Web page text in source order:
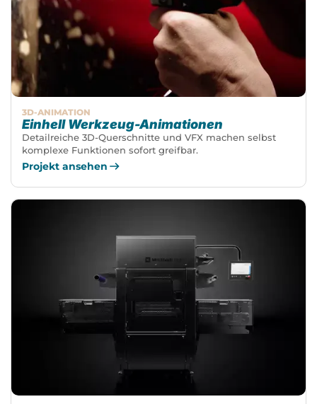
3D-ANIMATION
Einhell Werkzeug-Animationen
Detailreiche 3D-Querschnitte und VFX machen selbst
komplexe Funktionen sofort greifbar.
Projekt ansehen